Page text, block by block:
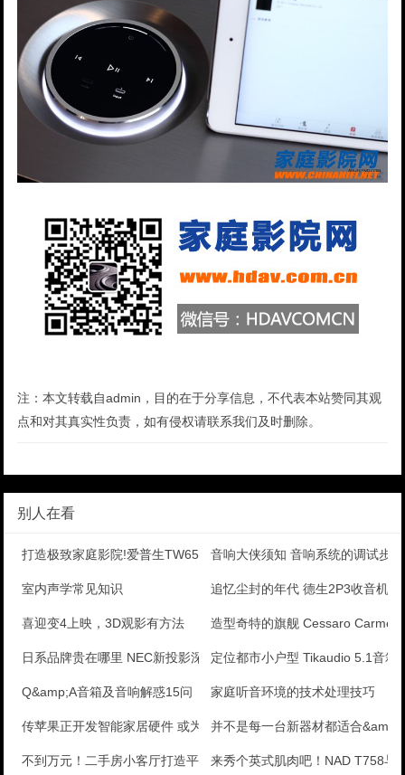
注：本文转载自admin，目的在于分享信息，不代表本站赞同其观
点和对其真实性负责，如有侵权请联系我们及时删除。
别人在看
打造极致家庭影院!爱普生TW6515C体验音响大侠须知 音响系统的调试步
室内声学常见知识 追忆尘封的年代 德生2P3收音机开
喜迎变4上映，3D观影有方法 造型奇特的旗舰 Cessaro Carmen
日系品牌贵在哪里 NEC新投影深入解析定位都市小户型 Tikaudio 5.1音箱
Q&amp;A音箱及音响解惑15问 家庭听音环境的技术处理技巧
传苹果正开发智能家居硬件 或为高级音响系统并不是每一台新器材都适合
不到万元！二手房小客厅打造平民家庭影院来秀个英式肌肉吧！NAD T758与